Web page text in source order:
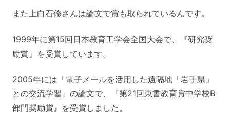
また上白石修さんは論文で賞も取られているんです。
1999年に第15回日本教育工学会全国大会で、『研究奨
励賞』を受賞しています。
2005年には「電子メールを活用した遠隔地「岩手県」
との交流学習」の論文で、『第21回東書教育賞中学校B
部門奨励賞』を受賞しました。